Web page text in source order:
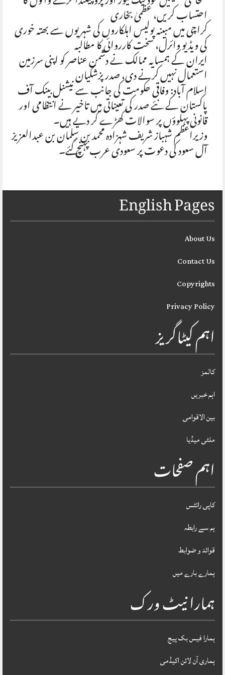
احتساب کریں، عظمیٰ بخاری
کراچی میں مبینہ پولیس اہلکاروں کی شہریوں سے بھتہ خوری
کی ویڈیو وائرل، سخت کارروائی کا مطالبہ
ایران کے ہمسایہ ممالک نے دشمن عناصر کو اپنی سرزمین
استعمال نہیں کرنے دی، صدر پزشکیان
اسلام آباد: وفاقی حکومت کی جانب سے نیشنل بینک آف
پاکستان کے نئے صدر کی تعیناتی میں تاخیر نے انتظامی اور
قانونی پہلوؤں پر سوالات کھڑے کر دیے ہیں۔
وزیراعظم شہباز شریف شہزادہ محمد بن سلمان بن عبدالعزیز
آل سعود کی دعوت پر سعودی عرب پہنچ گئے۔
English Pages
About Us
Contact Us
Copyrights
Privacy Policy
اہم کیٹاگریز
کالمز
اہم خبریں
بین الاقوامی
ملٹی میڈیا
اہم صفحات
کاپی رائٹس
ہم سے رابطہ
قوائد و ضوابط
ہمارے بارے میں
ہمارا نیٹ ورک
ہمارا فیس بک پیج
ہماری آن لائن اکیڈمی